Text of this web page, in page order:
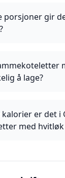
porsjoner gir
å lage?
er det i
med